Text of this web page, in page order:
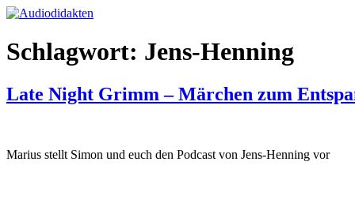
Zum
springen
Schlagwort: Jens-Henning
Late Night Grimm – Märchen zum
Marius stellt Simon und euch den Podcast von Jens-Henning vor